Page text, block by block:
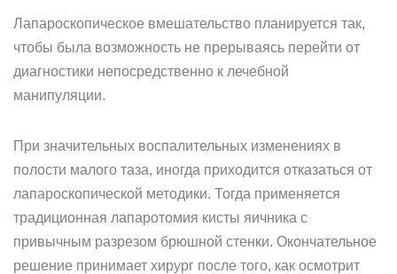
Лапароскопическое вмешательство планируется так,
чтобы была возможность не прерываясь перейти от
диагностики непосредственно к лечебной
манипуляции.
При значительных воспалительных изменениях в
полости малого таза, иногда приходится отказаться от
лапароскопической методики. Тогда применяется
традиционная лапаротомия кисты яичника с
привычным разрезом брюшной стенки. Окончательное
решение принимает хирург после того, как осмотрит